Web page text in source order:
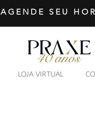
AGENDE SEU
LOJA VIRTUAL